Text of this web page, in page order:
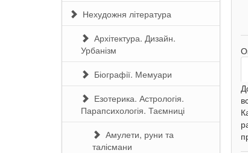
Нехудожня література
Архітектура. Дизайн.
Урбанізм
Біографії. Мемуари
Езотерика. Астрологія.
Парапсихологія. Таємниці
Амулети, руни та
талісмани